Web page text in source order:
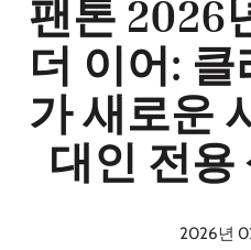
팬톤 2026
더 이어:
가 새로운
대인 전용
2026년